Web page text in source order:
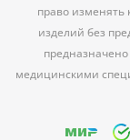
право
изделий без
медицинскими